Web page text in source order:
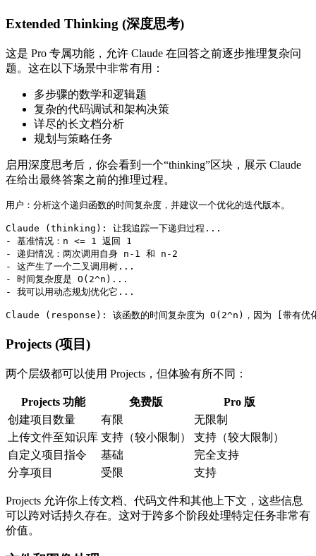
Extended Thinking (深度思考)
这是 Pro 专属功能，允许 Claude 在回答之前逐步推理复杂问
题。这在以下场景中非常有用：
多步骤的数学和逻辑题
复杂的代码调试和架构决策
详尽的长文档分析
规划与策略任务
启用深度思考后，你会看到一个“thinking”区块，展示 Claude
在给出最终答案之前的推理过程。
用户：分析这个递归函数的时间复杂度，并建议一个优化的迭代版本。
Claude (thinking): 让我追踪一下递归过程...
- 基准情况：n <= 1 返回 1
- 递归情况：两次调用自身 n-1 和 n-2
- 这产生了一个二叉调用树...
- 时间复杂度是 O(2^n)...
- 我可以用动态规划优化它...
Projects (项目)
两个层级都可以使用 Projects，但体验有所不同：
Projects 功能 免费版
Pro 版
创建项目数量
有限
无限制
上传文件至知识库 支持（较小限制）
支持（较大限制）
自定义项目指令
基础
完全支持
分享项目
受限 支持
Projects 允许你上传文档、代码文件和其他上下文，这些信息
可以跨对话持久存在。这对于跨多个阶段处理特定任务非常有
价值。